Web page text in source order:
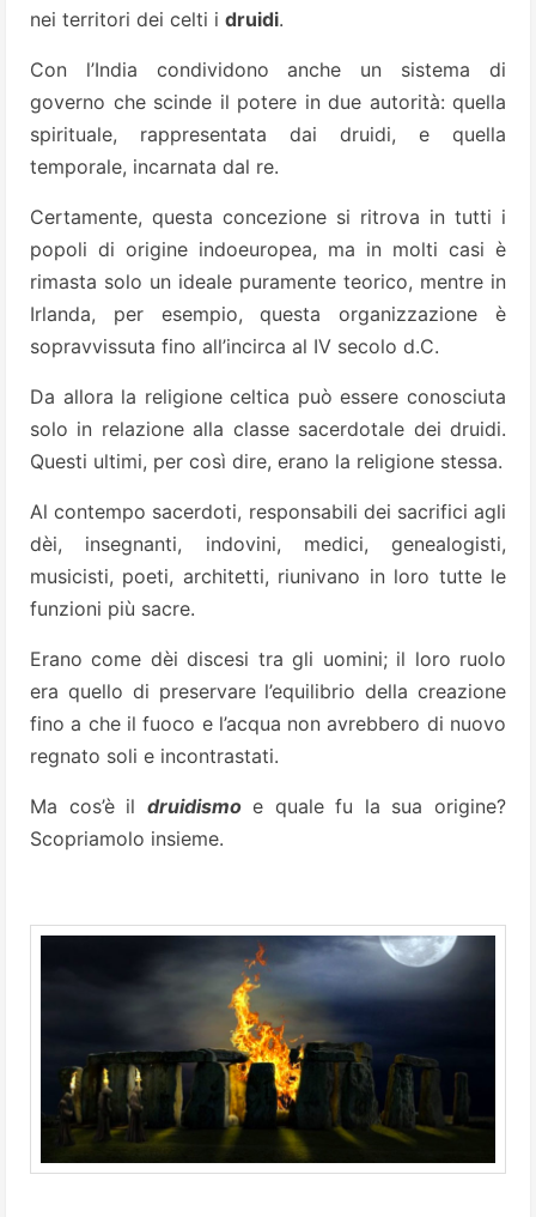
nei territori dei celti i druidi.
Con l’India condividono anche un sistema di
governo che scinde il potere in due autorità: quella
spirituale, rappresentata dai druidi, e quella
temporale, incarnata dal re.
Certamente, questa concezione si ritrova in tutti i
popoli di origine indoeuropea, ma in molti casi è
rimasta solo un ideale puramente teorico, mentre in
Irlanda, per esempio, questa organizzazione è
sopravvissuta fino all’incirca al IV secolo d.C.
Da allora la religione celtica può essere conosciuta
solo in relazione alla classe sacerdotale dei druidi.
Questi ultimi, per così dire, erano la religione stessa.
Al contempo sacerdoti, responsabili dei sacrifici agli
dèi, insegnanti, indovini, medici, genealogisti,
musicisti, poeti, architetti, riunivano in loro tutte le
funzioni più sacre.
Erano come dèi discesi tra gli uomini; il loro ruolo
era quello di preservare l’equilibrio della creazione
fino a che il fuoco e l’acqua non avrebbero di nuovo
regnato soli e incontrastati.
Ma cos’è il druidismoe quale fu la sua origine?
Scopriamolo insieme.